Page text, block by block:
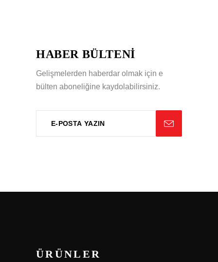
HABER BÜLTENİ
Gelişmelerden haberdar olmak için e
bülten aboneliğine kaydolabilirsiniz.
ÜRÜNLER